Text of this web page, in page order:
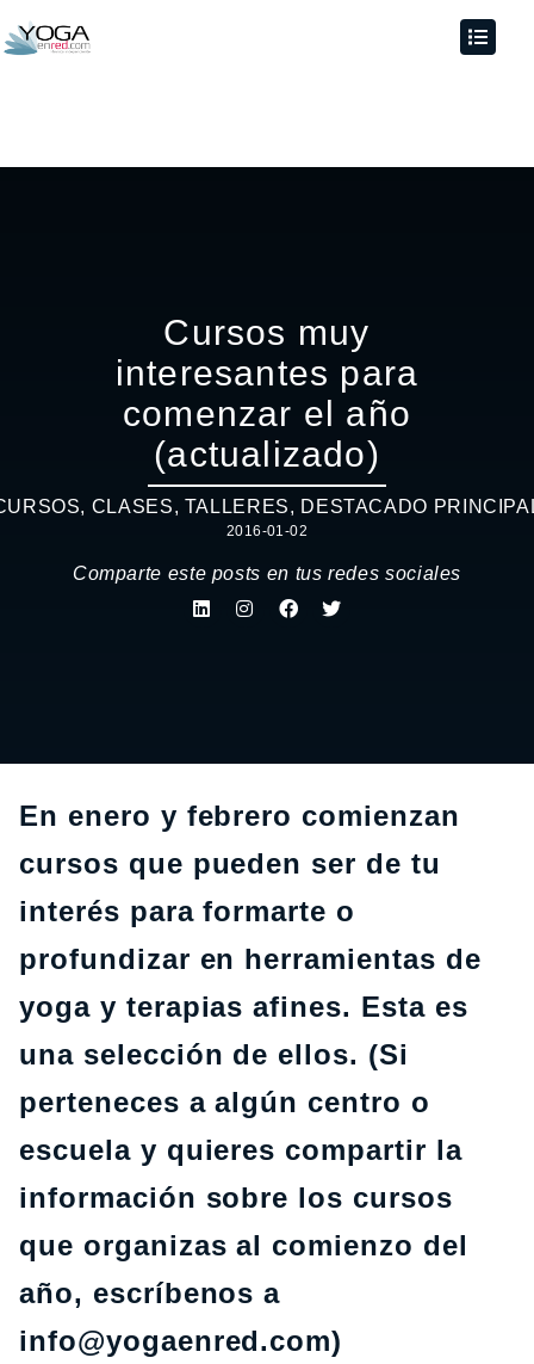
Cursos muy
interesantes para
comenzar el año
(actualizado)
CLASES, TALLERES, DESTACADO
2016-01-02
Comparte este posts en tus redes sociales
En enero y febrero comienzan
cursos que pueden ser de tu
interés para formarte o
profundizar en herramientas de
yoga y terapias afines. Esta es
una selección de ellos. (Si
perteneces a algún centro o
escuela y quieres compartir la
información sobre los cursos
que organizas al comienzo del
año, escríbenos a
info@yogaenred.com)